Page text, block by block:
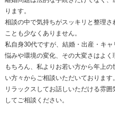
ります。
相談の中で気持ちがスッキリと整理
ことも少なくありません。
私自身30代ですが、結婚・出産・キ
悩みや環境の変化、その大変さはよく
もちろん、私よりお若い方から年上
い方々からご相談いただいております。
リラックスしてお話しいただける雰
してご相談ください。